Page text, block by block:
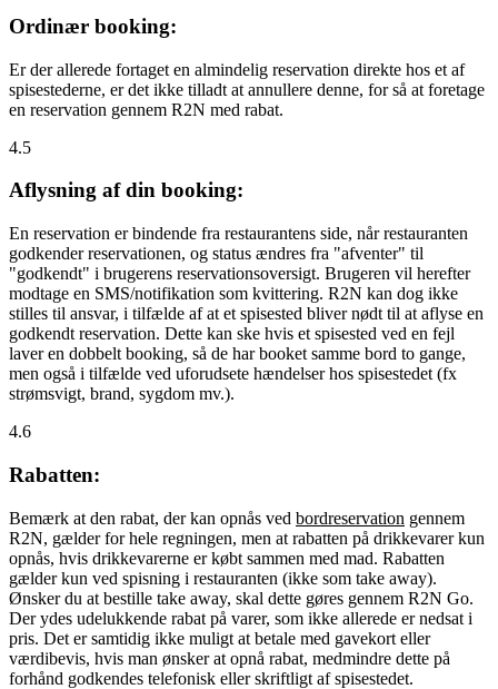
Ordinær booking:
Er der allerede fortaget en almindelig reservation direkte hos et af
spisestederne, er det ikke tilladt at annullere denne, for så at foretage
en reservation gennem R2N med rabat.
4.5
Aflysning af din booking:
En reservation er bindende fra restaurantens side, når restauranten
godkender reservationen, og status ændres fra "afventer" til
"godkendt" i brugerens reservationsoversigt. Brugeren vil herefter
modtage en SMS/notifikation som kvittering. R2N kan dog ikke
stilles til ansvar, i tilfælde af at et spisested bliver nødt til at aflyse en
godkendt reservation. Dette kan ske hvis et spisested ved en fejl
laver en dobbelt booking, så de har booket samme bord to gange,
men også i tilfælde ved uforudsete hændelser hos spisestedet (fx
strømsvigt, brand, sygdom mv.).
4.6
Rabatten:
Bemærk at den rabat, der kan opnås ved bordreservation gennem
R2N, gælder for hele regningen, men at rabatten på drikkevarer kun
opnås, hvis drikkevarerne er købt sammen med mad. Rabatten
gælder kun ved spisning i restauranten (ikke som take away).
Ønsker du at bestille take away, skal dette gøres gennem R2N Go.
Der ydes udelukkende rabat på varer, som ikke allerede er nedsat i
pris. Det er samtidig ikke muligt at betale med gavekort eller
værdibevis, hvis man ønsker at opnå rabat, medmindre dette på
forhånd godkendes telefonisk eller skriftligt af spisestedet.